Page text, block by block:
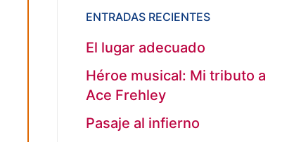
ENTRADAS RECIENTES
El lugar adecuado
Héroe musical: Mi tributo a
Ace Frehley
Pasaje al infierno